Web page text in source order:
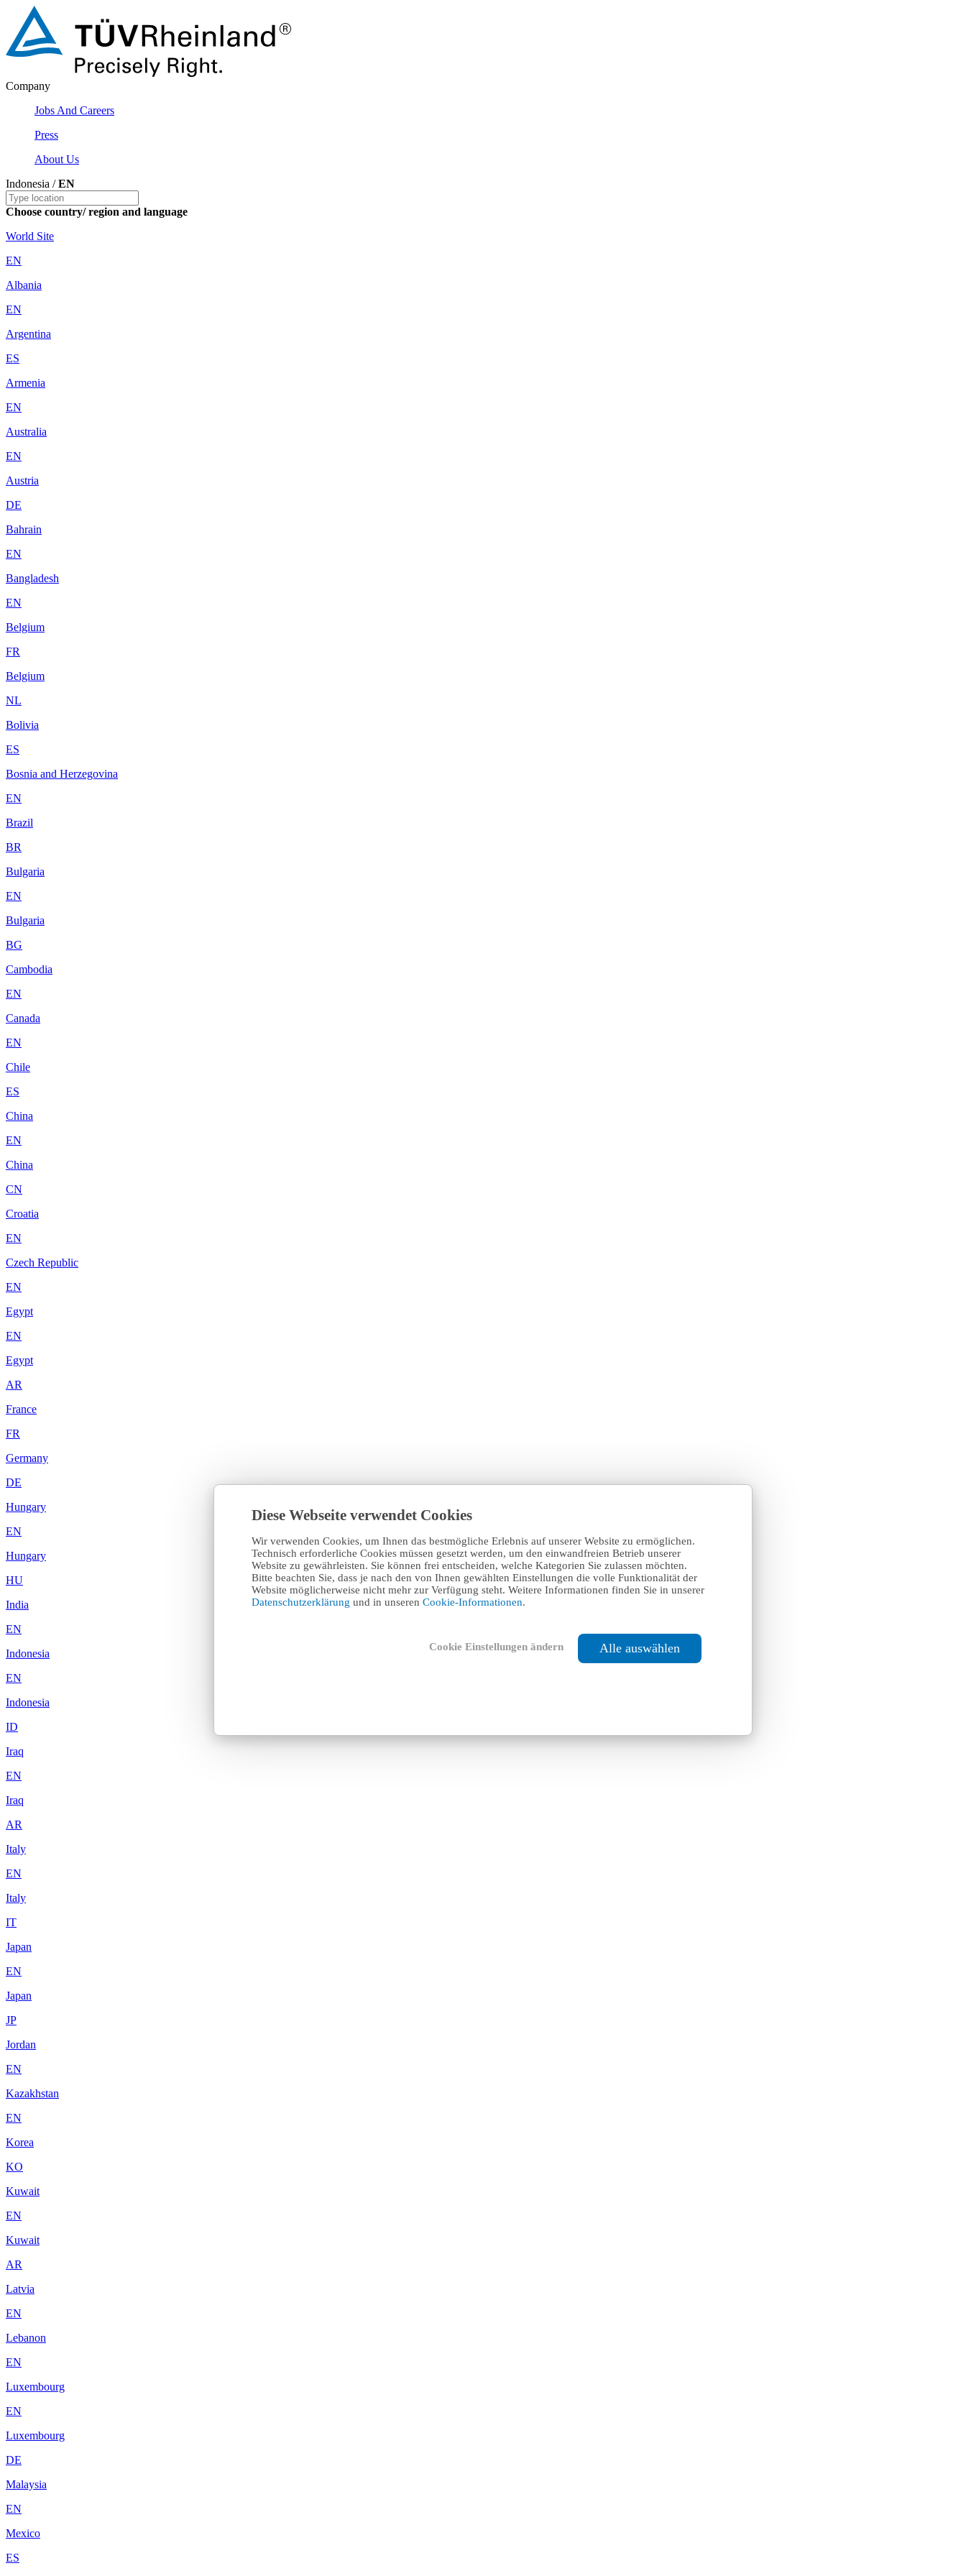
Diese Webseite verwendet Cookies
Wir verwenden Cookies, um Ihnen das bestmögliche Erlebnis auf unserer Website zu ermöglichen.
Technisch erforderliche Cookies müssen gesetzt werden, um den einwandfreien Betrieb unserer
Website zu gewährleisten. Sie können frei entscheiden, welche Kategorien Sie zulassen möchten.
Bitte beachten Sie, dass je nach den von Ihnen gewählten Einstellungen die volle Funktionalität der
Website möglicherweise nicht mehr zur Verfügung steht. Weitere Informationen finden Sie in unserer
Datenschutzerklärung und in unseren Cookie-Informationen.
Cookie Einstellungen ändern Alle auswählen
Company
Jobs And Careers
Press
About Us
Indonesia /EN
Choose country/ region and language
World Site
EN
Albania
EN
Argentina
ES
Armenia
EN
Australia
EN
Austria
DE
Bahrain
EN
Bangladesh
EN
Belgium
FR
Belgium
NL
Bolivia
ES
Bosnia and Herzegovina
EN
Brazil
BR
Bulgaria
EN
Bulgaria
BG
Cambodia
EN
Canada
EN
Chile
ES
China
EN
China
CN
Croatia
EN
Czech Republic
EN
Egypt
EN
Egypt
AR
France
FR
Germany
DE
Hungary
EN
Hungary
HU
India
EN
Indonesia
EN
Indonesia
ID
Iraq
EN
Iraq
AR
Italy
EN
Italy
IT
Japan
EN
Japan
JP
Jordan
EN
Kazakhstan
EN
Korea
KO
Kuwait
EN
Kuwait
AR
Latvia
EN
Lebanon
EN
Luxembourg
EN
Luxembourg
DE
Malaysia
EN
Mexico
ES